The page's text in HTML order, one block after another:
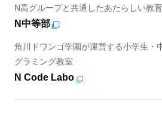
N高グループと共通したあたらしい教育
N中等部
角川ドワンゴ学園が運営する小学生・
グラミング教室
N Code Labo